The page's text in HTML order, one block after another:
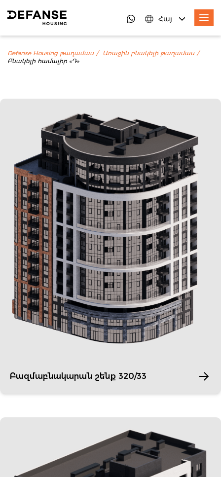
Հայ
Defanse Housing թաղամաս
Առաջին բնակելի թաղամաս
Բնակելի համալիր «Դ»
Բազմաբնակարան շենք 320/33